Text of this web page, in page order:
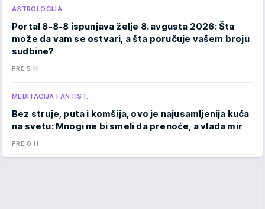
ASTROLOGIJA
Portal 8-8-8 ispunjava želje 8. avgusta 2026: Šta
može da vam se ostvari, a šta poručuje vašem broju
sudbine?
PRE 5 H
MEDITACIJA I ANTIST…
Bez struje, puta i komšija, ovo je najusamljenija kuća
na svetu: Mnogi ne bi smeli da prenoće, a vlada mir
PRE 6 H